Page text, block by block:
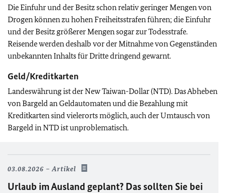
Die Einfuhr und der Besitz schon relativ geringer Mengen von
Drogen können zu hohen Freiheitsstrafen führen; die Einfuhr
und der Besitz größerer Mengen sogar zur Todesstrafe.
Reisende werden deshalb vor der Mitnahme von Gegenständen
unbekannten Inhalts für Dritte dringend gewarnt.
Geld/Kreditkarten
Landeswährung ist der New Taiwan-Dollar (NTD). Das Abheben
von Bargeld an Geldautomaten und die Bezahlung mit
Kreditkarten sind vielerorts möglich, auch der Umtausch von
Bargeld in NTD ist unproblematisch.
03.08.2026 Artikel
Urlaub im Ausland geplant? Das sollten Sie bei